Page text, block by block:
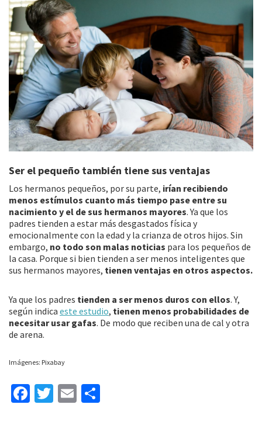
Ser el pequeño también tiene sus ventajas
Los hermanos pequeños, por su parte, irían recibiendo
menos estímulos cuanto más tiempo pase entre su
nacimiento y el de sus hermanos mayores. Ya que los
padres tienden a estar más desgastados física y
emocionalmente con la edad y la crianza de otros hijos. Sin
embargo, no todo son malas noticias para los pequeños de
la casa. Porque si bien tienden a ser menos inteligentes que
sus hermanos mayores, tienen ventajas en otros aspectos.
Ya que los padres tienden a ser menos duros con ellos. Y,
según indica este estudio, tienen menos probabilidades de
necesitar usar gafas. De modo que reciben una de cal y otra
de arena.
Imágenes: Pixabay
Fa T
E